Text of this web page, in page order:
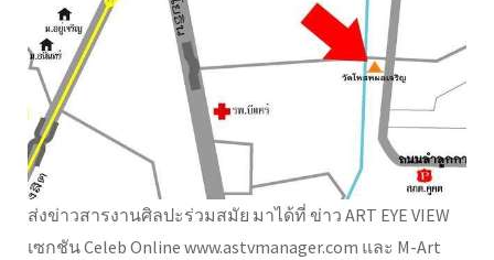
ส่งข่าวสารงานศิลปะร่วมสมัย มาได้ที่ ข่าว ART EYE VIEW
เซกชัน Celeb Online www.astvmanager.com และ M-Art